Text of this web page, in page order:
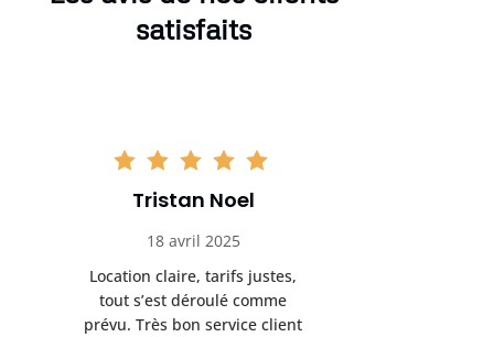
satisfaits
Tristan Noel
18 avril 2025
Location claire, tarifs justes,
tout s’est déroulé comme
prévu. Très bon service client